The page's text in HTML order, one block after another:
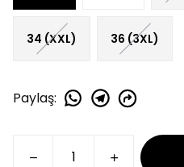
34 (XXL) 36 (3XL)
Paylaş: